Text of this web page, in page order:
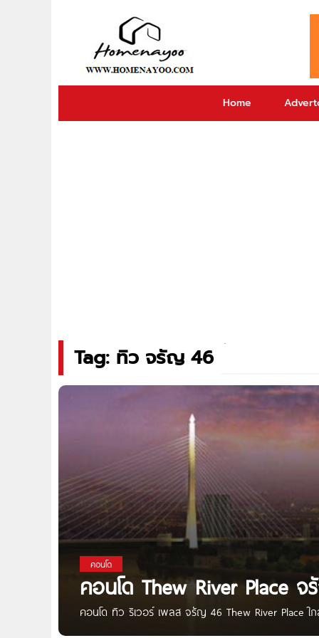
Home
Tag: ทิว จรัญ 46
คอนโด
คอนโด Thew River Place
คอนโด ทิว ริเวอร์ เพลส จรัญ 46 Thew River Place